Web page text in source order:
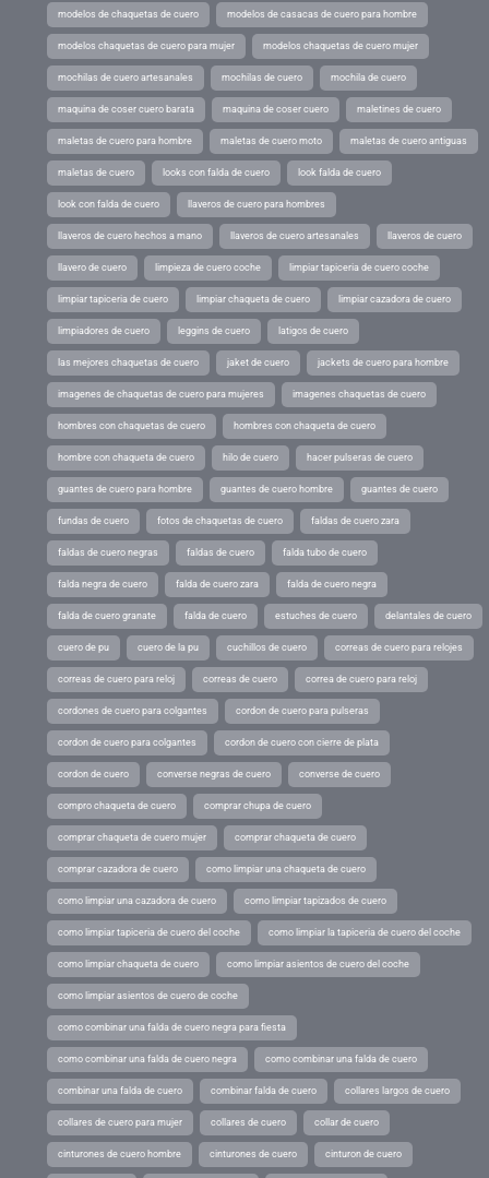
modelos de chaquetas de cuero modelos de casacas de cuero para hombre
modelos chaquetas de cuero para mujer modelos chaquetas de cuero mujer
mochilas de cuero artesanales mochilas de cuero mochila de cuero
maquina de coser cuero barata maquina de coser cuero maletines de cuero
maletas de cuero para hombre maletas de cuero moto maletas de cuero antiguas
maletas de cuero looks con falda de cuero look falda de cuero
look con falda de cuero llaveros de cuero para hombres
llaveros de cuero hechos a mano llaveros de cuero artesanales llaveros de cuero
llavero de cuero limpieza de cuero coche limpiar tapiceria de cuero coche
limpiar tapiceria de cuero limpiar chaqueta de cuero limpiar cazadora de cuero
limpiadores de cuero leggins de cuero latigos de cuero
las mejores chaquetas de cuero jaket de cuero jackets de cuero para hombre
imagenes de chaquetas de cuero para mujeres imagenes chaquetas de cuero
hombres con chaquetas de cuero hombres con chaqueta de cuero
hombre con chaqueta de cuero hilo de cuero hacer pulseras de cuero
guantes de cuero para hombre guantes de cuero hombre guantes de cuero
fundas de cuero fotos de chaquetas de cuero faldas de cuero zara
faldas de cuero negras faldas de cuero falda tubo de cuero
falda negra de cuero falda de cuero zara falda de cuero negra
falda de cuero granate falda de cuero estuches de cuero delantales de cuero
cuero de pu cuero de la pu cuchillos de cuero correas de cuero para relojes
correas de cuero para reloj correas de cuero correa de cuero para reloj
cordones de cuero para colgantes cordon de cuero para pulseras
cordon de cuero para colgantes cordon de cuero con cierre de plata
cordon de cuero converse negras de cuero converse de cuero
compro chaqueta de cuero comprar chupa de cuero
comprar chaqueta de cuero mujer comprar chaqueta de cuero
comprar cazadora de cuero como limpiar una chaqueta de cuero
como limpiar una cazadora de cuero como limpiar tapizados de cuero
como limpiar tapiceria de cuero del coche como limpiar la tapiceria de cuero del coche
como limpiar chaqueta de cuero como limpiar asientos de cuero del coche
como limpiar asientos de cuero de coche
como combinar una falda de cuero negra para fiesta
como combinar una falda de cuero negra como combinar una falda de cuero
combinar una falda de cuero combinar falda de cuero collares largos de cuero
collares de cuero para mujer collares de cuero collar de cuero
cinturones de cuero hombre cinturones de cuero cinturon de cuero